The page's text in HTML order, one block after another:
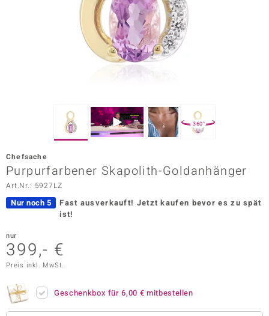
Vogue
360°
Chefsache
Purpurfarbener Skapolith-Goldanhänger
Art.Nr.: 5927LZ
Nur noch 5 Fast ausverkauft! Jetzt kaufen bevor es zu spät
ist!
nur
399,- €
Preis inkl. MwSt.
Geschenkbox für6,00 € mitbestellen